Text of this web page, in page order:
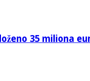
35 miliona